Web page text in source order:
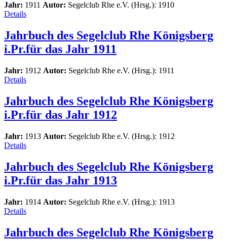
Jahr: 1911 Autor: Segelclub Rhe e.V. (Hrsg.): 1910
Details
Jahrbuch des Segelclub Rhe Königsberg
i.Pr.für das Jahr 1911
Jahr: 1912 Autor: Segelclub Rhe e.V. (Hrsg.): 1911
Details
Jahrbuch des Segelclub Rhe Königsberg
i.Pr.für das Jahr 1912
Jahr: 1913 Autor: Segelclub Rhe e.V. (Hrsg.): 1912
Details
Jahrbuch des Segelclub Rhe Königsberg
i.Pr.für das Jahr 1913
Jahr: 1914 Autor: Segelclub Rhe e.V. (Hrsg.): 1913
Details
Jahrbuch des Segelclub Rhe Königsberg